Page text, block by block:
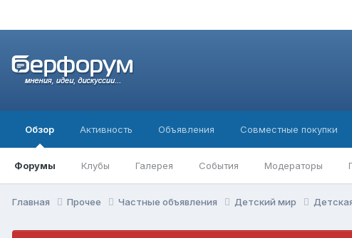
Обзор
Форумы Клубы Галерея События Модераторы
Активность Объявления Совместные покупки
Главная Прочее Частные объявления Детский мир